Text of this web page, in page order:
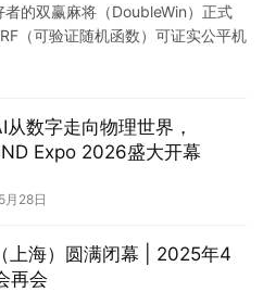
的双赢麻将（DoubleWin）正式
（可验证随机函数）可证实公平机
从数字走向物理世界，
Expo 2026盛大开幕
月28日
上海）圆满闭幕 | 2025年4
再会